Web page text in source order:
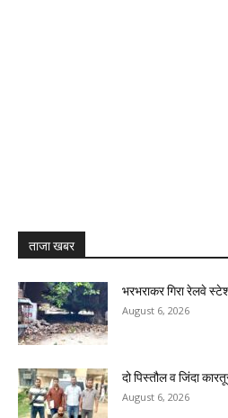
ताजा खबर
भरभराकर गिरा रेलवे
August 6, 2026
दो पिस्तौल व जिंदा
August 6, 2026